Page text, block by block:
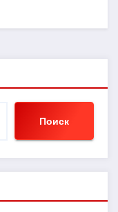
Поиск